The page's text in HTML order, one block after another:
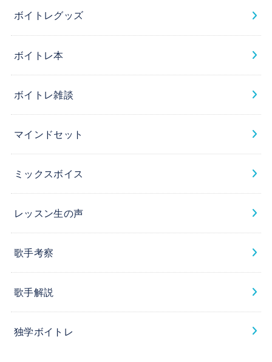
ボイトレグッズ
ボイトレ本
ボイトレ雑談
マインドセット
ミックスボイス
レッスン生の声
歌手考察
歌手解説
独学ボイトレ